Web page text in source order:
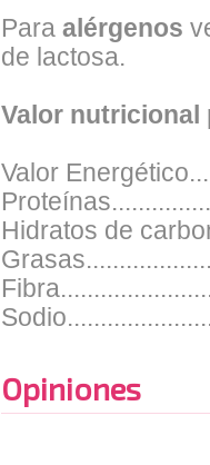
Para alérgenos
de lactosa.
Valor nutricional
Valor
Hidratos de
Opiniones